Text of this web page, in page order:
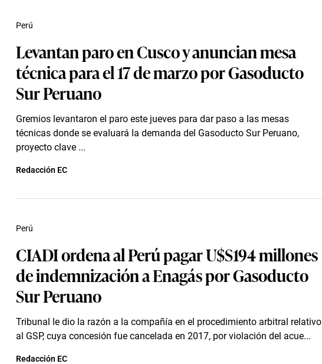
Levantan paro en Cusco y anuncian mesa
técnica para el 17 de marzo por Gasoducto
Sur Peruano
Gremios levantaron el paro este jueves para dar paso a las mesas
técnicas donde se evaluará la demanda del Gasoducto Sur Peruano,
proyecto clave ...
Perú
Redacción EC
CIADI ordena al Perú pagar U$S194 millones
de indemnización a Enagás por Gasoducto
Sur Peruano
Tribunal le dio la razón a la compañía en el procedimiento arbitral relativo
al GSP, cuya concesión fue cancelada en 2017, por violación del acue...
Perú
Redacción EC